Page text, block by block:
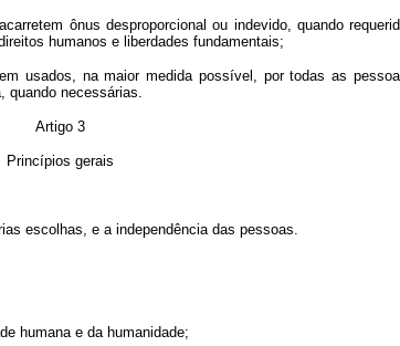
ônus desproporcional ou indevido, quando
humanos e liberdades fundamentais;
usados, na maior medida possível, por todas as
quando necessárias.
Artigo 3
Princípios gerais
escolhas, e a independência das pessoas.
humana e da humanidade;